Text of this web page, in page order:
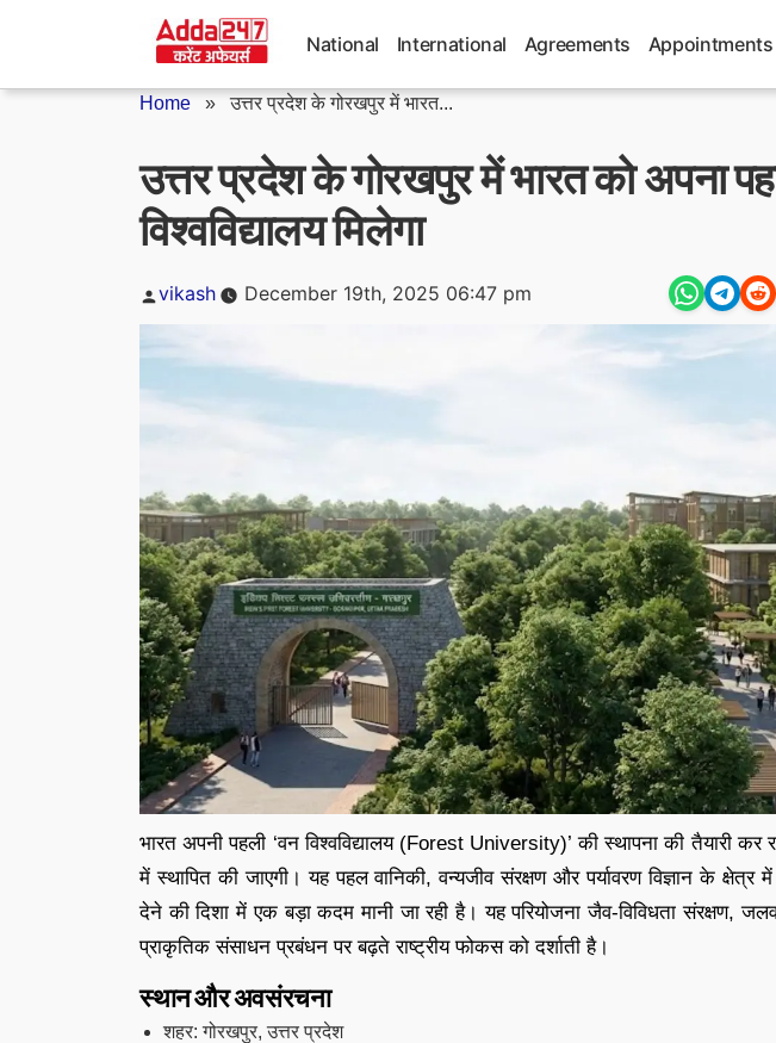
National International Agreements Appointments
Home »उत्तर प्रदेश के गोरखपुर में भारत...
उत्तर प्रदेश के गोरखपुर में भारत को अपना
विश्वविद्यालय मिलेगा
Posted
vikash December 19th, 2025 06:47 pm
भारत अपनी पहली ‘वन विश्वविद्यालय (Forest University)’ की स्थापना की तैयारी कर
में स्थापित की जाएगी। यह पहल वानिकी, वन्यजीव संरक्षण और पर्यावरण विज्ञान के क्षेत्र
देने की दिशा में एक बड़ा कदम मानी जा रही है। यह परियोजना जैव-विविधता संरक्षण,
प्राकृतिक संसाधन प्रबंधन पर बढ़ते राष्ट्रीय फोकस को दर्शाती है।
स्थान और अवसंरचना
शहर: गोरखपुर, उत्तर प्रदेश